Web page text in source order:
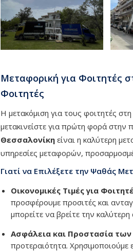
Μεταφορική για Φοιτητές
Φοιτητές
Η μετακόμιση για τους φοιτητές
μετακινείστε για πρώτη φορά στην
Θεσσαλονίκη είναι η καλύτερη
υπηρεσίες μεταφορών,
Γιατί να Επιλέξετε την Ψαθάς
Οικονομικές Τιμές για
προσφέρουμε προσιτές και
μπορείτε να βρείτε την
Ασφάλεια και Προστασία των
προτεραιότητα. Χρησιμοποιούμε